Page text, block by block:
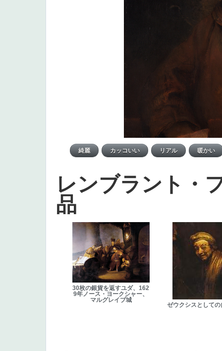
レンブラント・
品
30枚の銀貨を返すユダ、162
9年ノース・ヨークシャー、
マルグレイブ城
ゼウクシスとしての